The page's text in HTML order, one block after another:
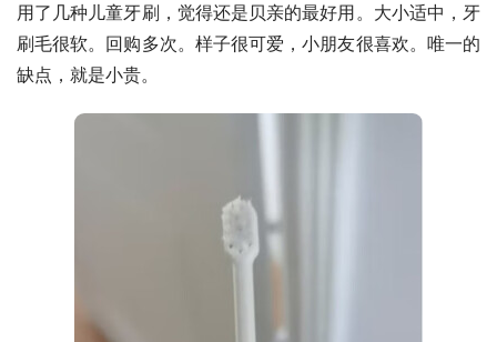
用了几种儿童牙刷，觉得还是贝亲的最好用。大小适中，牙
刷毛很软。回购多次。样子很可爱，小朋友很喜欢。唯一的
缺点，就是小贵。